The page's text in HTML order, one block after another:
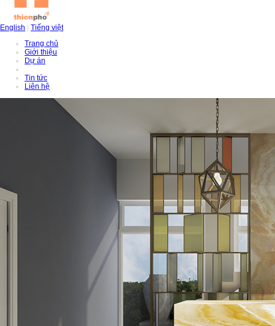
English
Tiếng việt
Trang chủ
Giới thiệu
Dự án
Tin tức
Liên hệ